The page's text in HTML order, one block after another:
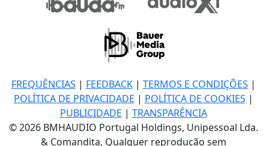
FREQUÊNCIAS | FEEDBACK| TERMOS E CONDIÇÕES |
POLÍTICA DE PRIVACIDADE | POLÍTICA DE COOKIES |
PUBLICIDADE | TRANSPARÊNCIA
© 2026 BMHAUDIO Portugal Holdings, Unipessoal Lda.
& Comandita, Qualquer reprodução sem